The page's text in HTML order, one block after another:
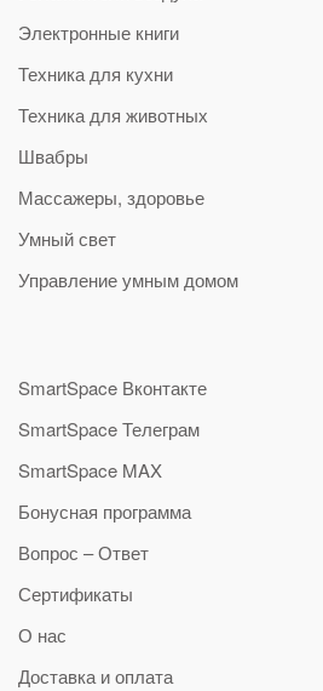
Электронные книги
Техника для кухни
Техника для животных
Швабры
Массажеры, здоровье
Умный свет
Управление умным домом
SmartSpace Вконтакте
SmartSpace Телеграм
SmartSpace MAX
Бонусная программа
Вопрос – Ответ
Сертификаты
О нас
Доставка и оплата